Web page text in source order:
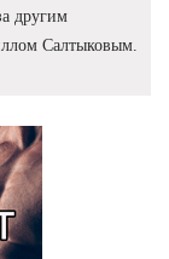
другим
Салтыковым.